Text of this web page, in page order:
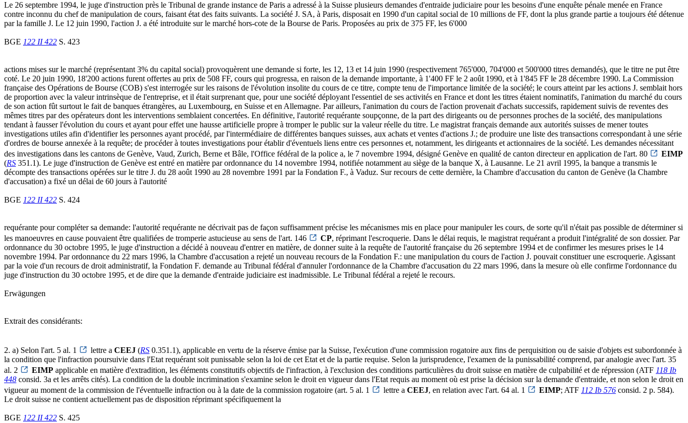
Le 26 septembre 1994, le juge d'instruction près le Tribunal de grande instance de Paris a adressé à la Suisse plusieurs demandes d'entraide judiciaire pour les besoins d'une enquête pénale menée en France
contre inconnu du chef de manipulation de cours, faisant état des faits suivants. La société J. SA, à Paris, disposait en 1990 d'un capital social de 10 millions de FF, dont la plus grande partie a toujours été détenue
par la famille J. Le 12 juin 1990, l'action J. a été introduite sur le marché hors-cote de la Bourse de Paris. Proposées au prix de 375 FF, les 6'000
BGE 122 II 422 S. 423
actions mises sur le marché (représentant 3% du capital social) provoquèrent une demande si forte, les 12, 13 et 14 juin 1990 (respectivement 765'000, 704'000 et 500'000 titres demandés), que le titre ne put être
coté. Le 20 juin 1990, 18'200 actions furent offertes au prix de 508 FF, cours qui progressa, en raison de la demande importante, à 1'400 FF le 2 août 1990, et à 1'845 FF le 28 décembre 1990. La Commission
française des Opérations de Bourse (COB) s'est interrogée sur les raisons de l'évolution insolite du cours de ce titre, compte tenu de l'importance limitée de la société; le cours atteint par les actions J. semblait hors
de proportion avec la valeur intrinsèque de l'entreprise, et il était surprenant que, pour une société déployant l'essentiel de ses activités en France et dont les titres étaient nominatifs, l'animation du marché du cours
de son action fût surtout le fait de banques étrangères, au Luxembourg, en Suisse et en Allemagne. Par ailleurs, l'animation du cours de l'action provenait d'achats successifs, rapidement suivis de reventes des
mêmes titres par des opérateurs dont les interventions semblaient concertées. En définitive, l'autorité requérante soupçonne, de la part des dirigeants ou de personnes proches de la société, des manipulations
tendant à fausser l'évolution du cours et ayant pour effet une hausse artificielle propre à tromper le public sur la valeur réelle du titre. Le magistrat français demande aux autorités suisses de mener toutes
investigations utiles afin d'identifier les personnes ayant procédé, par l'intermédiaire de différentes banques suisses, aux achats et ventes d'actions J.; de produire une liste des transactions correspondant à une série
d'ordres de bourse annexée à la requête; de procéder à toutes investigations pour établir d'éventuels liens entre ces personnes et, notamment, les dirigeants et actionnaires de la société. Les demandes nécessitant
des investigations dans les cantons de Genève, Vaud, Zurich, Berne et Bâle, l'Office fédéral de la police a, le 7 novembre 1994, désigné Genève en qualité de canton directeur en application de l'art. 80
EIMP
(RS 351.1). Le juge d'instruction de Genève est entré en matière par ordonnance du 14 novembre 1994, notifiée notamment au siège de la banque X, à Lausanne. Le 21 avril 1995, la banque a transmis le
décompte des transactions opérées sur le titre J. du 28 août 1990 au 28 novembre 1991 par la Fondation F., à Vaduz. Sur recours de cette dernière, la Chambre d'accusation du canton de Genève (la Chambre
d'accusation) a fixé un délai de 60 jours à l'autorité
BGE 122 II 422 S. 424
requérante pour compléter sa demande: l'autorité requérante ne décrivait pas de façon suffisamment précise les mécanismes mis en place pour manipuler les cours, de sorte qu'il n'était pas possible de déterminer si
les manoeuvres en cause pouvaient être qualifiées de tromperie astucieuse au sens de l'art. 146
CP, réprimant l'escroquerie. Dans le délai requis, le magistrat requérant a produit l'intégralité de son dossier. Par
ordonnance du 30 octobre 1995, le juge d'instruction a décidé à nouveau d'entrer en matière, de donner suite à la requête de l'autorité française du 26 septembre 1994 et de confirmer les mesures prises le 14
novembre 1994. Par ordonnance du 22 mars 1996, la Chambre d'accusation a rejeté un nouveau recours de la Fondation F.: une manipulation du cours de l'action J. pouvait constituer une escroquerie. Agissant
par la voie d'un recours de droit administratif, la Fondation F. demande au Tribunal fédéral d'annuler l'ordonnance de la Chambre d'accusation du 22 mars 1996, dans la mesure où elle confirme l'ordonnance du
juge d'instruction du 30 octobre 1995, et de dire que la demande d'entraide judiciaire est inadmissible. Le Tribunal fédéral a rejeté le recours.
Erwägungen
Extrait des considérants:
2. a) Selon l'art. 5 al. 1 lettre a CEEJ (RS 0.351.1), applicable en vertu de la réserve émise par la Suisse, l'exécution d'une commission rogatoire aux fins de perquisition ou de saisie d'objets est subordonnée à
la condition que l'infraction poursuivie dans l'Etat requérant soit punissable selon la loi de cet Etat et de la partie requise. Selon la jurisprudence, l'examen de la punissabilité comprend, par analogie avec l'art. 35
al. 2
EIMP applicable en matière d'extradition, les éléments constitutifs objectifs de l'infraction, à l'exclusion des conditions particulières du droit suisse en matière de culpabilité et de répression (ATF 118 Ib
448 consid. 3a et les arrêts cités). La condition de la double incrimination s'examine selon le droit en vigueur dans l'Etat requis au moment où est prise la décision sur la demande d'entraide, et non selon le droit en
vigueur au moment de la commission de l'éventuelle infraction ou à la date de la commission rogatoire (art. 5 al. 1
lettre a CEEJ, en relation avec l'art. 64 al. 1 EIMP; ATF 112 Ib 576 consid. 2 p. 584).
Le droit suisse ne contient actuellement pas de disposition réprimant spécifiquement la
BGE 122 II 422 S. 425